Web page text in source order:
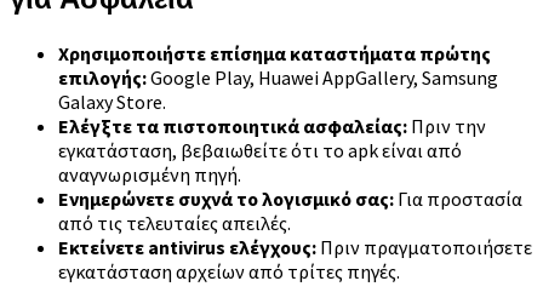
Χρησιμοποιήστε επίσημα καταστήματα πρώτης
επιλογής:Google Play, Huawei AppGallery, Samsung
Galaxy Store.
Ελέγξτε τα πιστοποιητικά ασφαλείας: Πριν την
εγκατάσταση, βεβαιωθείτε ότι το apk είναι από
αναγνωρισμένη πηγή.
Ενημερώνετε συχνά το λογισμικό σας: Για προστασία
από τις τελευταίες απειλές.
Εκτείνετε antivirus ελέγχους: Πριν πραγματοποιήσετε
εγκατάσταση αρχείων από τρίτες πηγές.